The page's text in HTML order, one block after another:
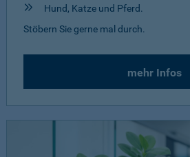
Hund, Katze und Pferd.
Stöbern Sie gerne mal durch.
mehr Infos